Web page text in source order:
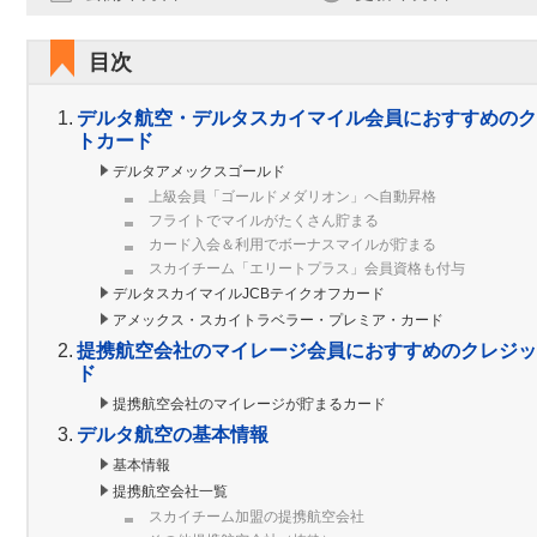
目次
デルタ航空・デルタスカイマイル会員におすすめの
トカード
デルタアメックスゴールド
上級会員「ゴールドメダリオン」へ自動昇格
フライトでマイルがたくさん貯まる
カード入会＆利用でボーナスマイルが貯まる
スカイチーム「エリートプラス」会員資格も付与
デルタスカイマイルJCBテイクオフカード
アメックス・スカイトラベラー・プレミア・カード
提携航空会社のマイレージ会員におすすめのクレジ
ド
提携航空会社のマイレージが貯まるカード
デルタ航空の基本情報
基本情報
提携航空会社一覧
スカイチーム加盟の提携航空会社